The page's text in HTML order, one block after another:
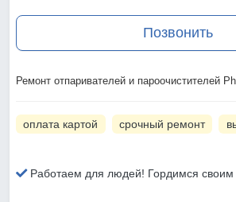
Позвонить
Ремонт отпаривателей и пароочистителей
оплата картой срочный ремонт
Работаем для людей! Гордимся